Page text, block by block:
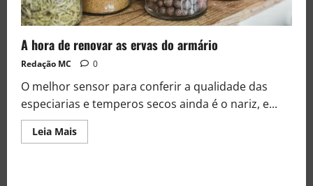
A hora de renovar as ervas do armário
Redação MC 0
O melhor sensor para conferir a qualidade das
especiarias e temperos secos ainda é o nariz, e...
Leia Mais